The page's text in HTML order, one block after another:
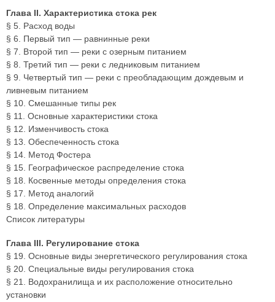
Глава II. Характеристика стока рек
§ 5. Расход воды
§ 6. Первый тип — равнинные реки
§ 7. Второй тип — реки с озерным питанием
§ 8. Третий тип — реки с ледниковым питанием
§ 9. Четвертый тип — реки с преобладающим дождевым и
ливневым питанием
§ 10. Смешанные типы рек
§ 11. Основные характеристики стока
§ 12. Изменчивость стока
§ 13. Обеспеченность стока
§ 14. Метод Фостера
§ 15. Географическое распределение стока
§ 18. Косвенные методы определения стока
§ 17. Метод аналогий
§ 18. Определение максимальных расходов
Список литературы
Глава III. Регулирование стока
§ 19. Основные виды энергетического регулирования стока
§ 20. Специальные виды регулирования стока
§ 21. Водохранилища и их расположение относительно
установки